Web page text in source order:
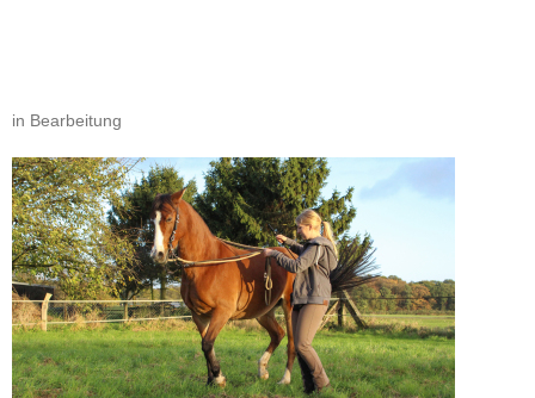
in Bearbeitung